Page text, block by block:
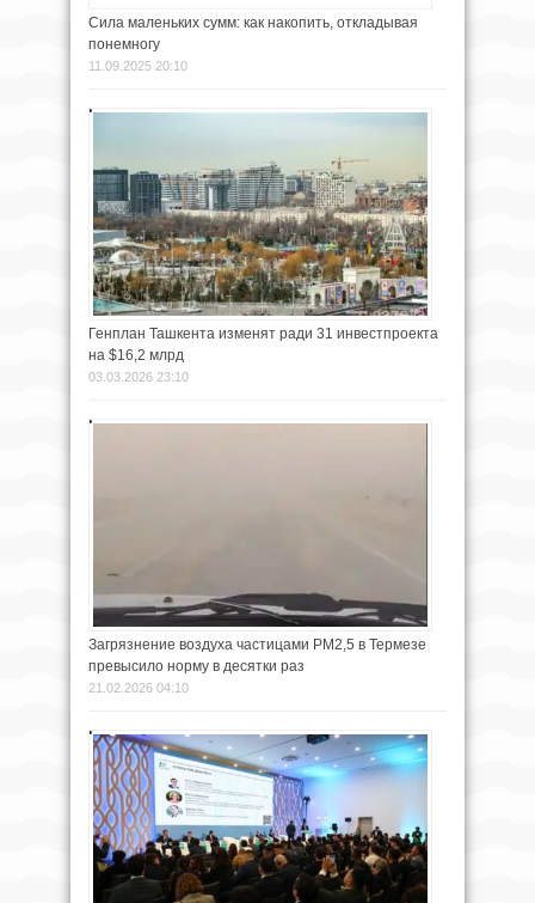
Сила маленьких сумм: как накопить, откладывая
понемногу
11.09.2025 20:10
Генплан Ташкента изменят ради 31 инвестпроекта
на $16,2 млрд
03.03.2026 23:10
Загрязнение воздуха частицами PM2,5 в Термезе
превысило норму в десятки раз
21.02.2026 04:10